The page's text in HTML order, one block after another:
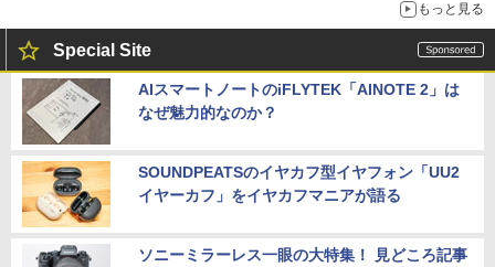
もっと見る
Special Site
AIスマートノートのiFLYTEK「AINOTE 2」は
なぜ魅力的なのか？
SOUNDPEATSのイヤカフ型イヤフォン「UU2
イヤーカフ」をイヤカフマニアが語る
ソニーミラーレス一眼の大特集！ 見どころ記事